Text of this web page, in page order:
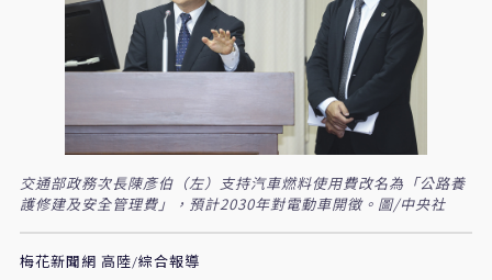
交通部政務次長陳彥伯（左）支持汽車燃料使用費改名為「公路養
護修建及安全管理費」，預計2030年對電動車開徵。圖/中央社
梅花新聞網 高陸/綜合報導